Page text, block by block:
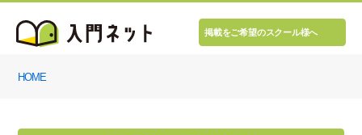
掲載をご希望のスクール様へ
HOME